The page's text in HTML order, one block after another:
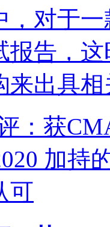
，对于
报告，
来出具